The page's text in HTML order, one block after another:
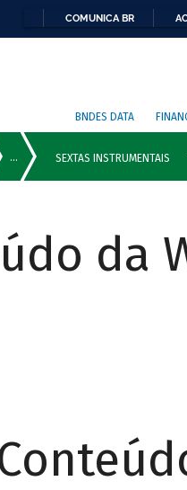
COMUNICA BR
BNDES DATA
da